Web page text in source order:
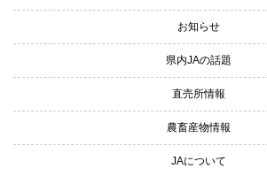
お知らせ
県内JAの話題
直売所情報
農畜産物情報
JAについて